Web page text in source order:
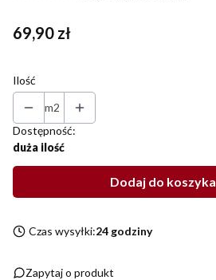
Cena
69,90 zł
Ilość
m2
Dostępność:
duża ilość
Dodaj do koszyka
Czas wysyłki:24 godziny
Zapytaj o produkt